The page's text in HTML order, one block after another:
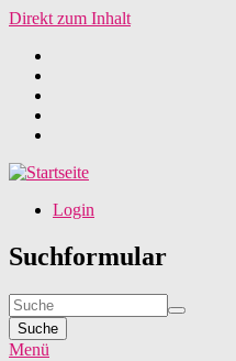
Direkt zum Inhalt
Login
Suchformular
Suche
Menü